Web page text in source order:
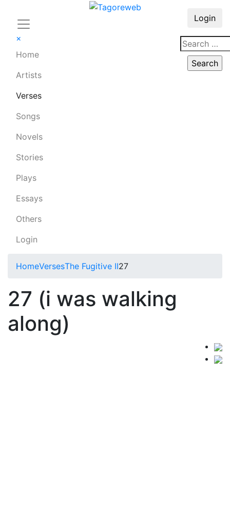
×
Home
Artists
Verses
Songs
Novels
Stories
Plays
Essays
Others
Login
Login
HomeVersesThe Fugitive II27
27 (i was walking
along)